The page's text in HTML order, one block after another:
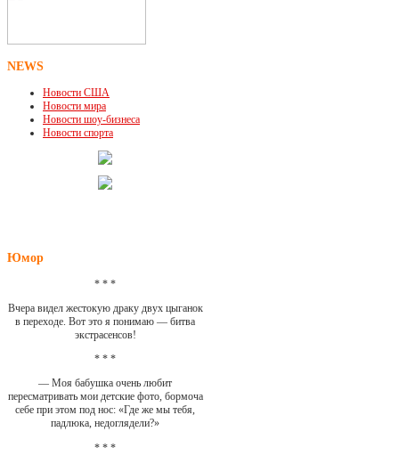
NEWS
Новости США
Новости мира
Новости шоу-бизнеса
Новости спорта
Юмор
* * *
Вчера видел жестокую драку двух цыганок
в переходе. Вот это я понимаю — битва
экстрасенсов!
* * *
— Моя бабушка очень любит
пересматривать мои детские фото, бормоча
себе при этом под нос: «Где же мы тебя,
падлюка, недоглядели?»
* * *